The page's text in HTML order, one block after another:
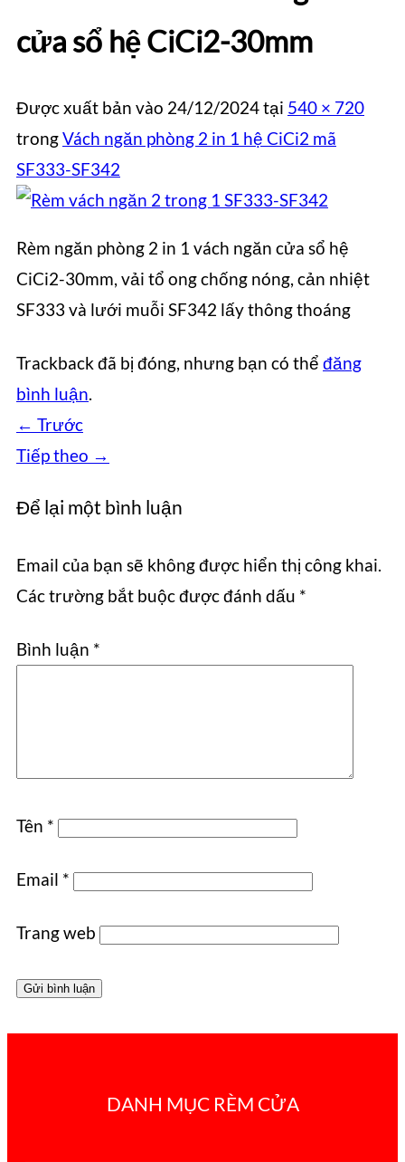
cửa sổ hệ CiCi2-30mm
Được xuất bản vào 24/12/2024tại 540 × 720
trongVách ngăn phòng 2 in 1 hệ CiCi2 mã
SF333-SF342
Rèm ngăn phòng 2 in 1 vách ngăn cửa sổ hệ
CiCi2-30mm, vải tổ ong chống nóng, cản nhiệt
SF333 và lưới muỗi SF342 lấy thông thoáng
Trackback đã bị đóng, nhưng bạn có thể đăng
bình luận.
← Trước
Tiếp theo →
Để lại một bình luận
Email của bạn sẽ không được hiển thị công khai.
Các trường bắt buộc được đánh dấu *
Bình luận *
Tên *
Email *
Trang web
DANH MỤC RÈM CỬA